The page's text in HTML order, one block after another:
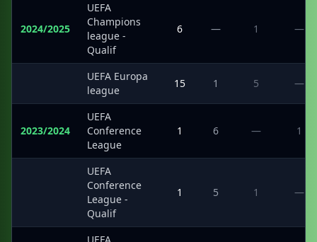
2024/2025
UEFA
Champions
league -
Qualif
6 — 1 —
UEFA Europa
league
15 1 5 —
2023/2024
UEFA
Conference
League
1 6 — 1
UEFA
Conference
League -
Qualif
1 5 1 —